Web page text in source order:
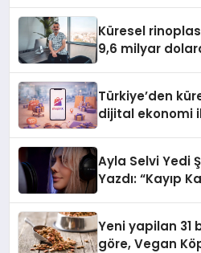
Küresel
9,6 milyar
Türkiye’den
dijital ekonomi
Ayla Selvi Yedi
Yazdı: “Kayıp
Yeni yapilan 31
göre, Vegan